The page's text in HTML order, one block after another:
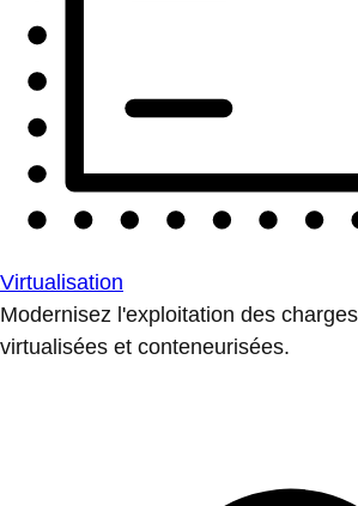
Virtualisation
Modernisez l'exploitation des
virtualisées et conteneurisées.